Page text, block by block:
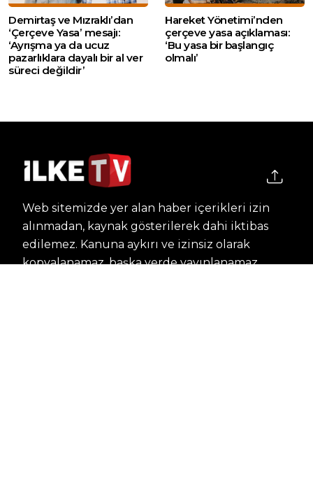
Demirtaş ve Mızraklı’dan
‘Çerçeve Yasa’ mesajı:
‘Ayrışma ya da ucuz
pazarlıklara dayalı bir al ver
süreci değildir’
Hareket Yönetimi’nden
çerçeve yasa açıklaması:
‘Bu yasa bir başlangıç
olmalı’
Web sitemizde yer alan haber içerikleri izin
alınmadan, kaynak gösterilerek dahi iktibas
edilemez. Kanuna aykırı ve izinsiz olarak
kopyalanamaz, başka yerde yayınlanamaz.